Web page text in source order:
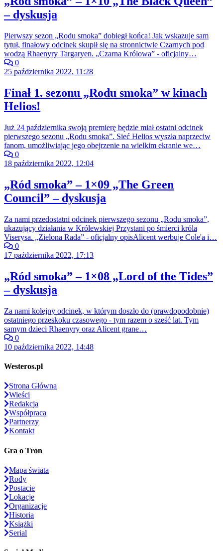
– dyskusja
Pierwszy sezon „Rodu smoka” dobiegł końca! Jak wskazuje sam
tytuł, finałowy odcinek skupił się na stronnictwie Czarnych pod
wodzą Rhaenyry Targaryen. „Czarna Królowa” - oficjalny…
0
25 października 2022, 11:28
Finał 1. sezonu „Rodu smoka” w kinach
Helios!
Już 24 października swoją premierę będzie miał ostatni odcinek
pierwszego sezonu „Rodu smoka”. Sieć Helios wyszła naprzeciw
fanom, umożliwiając jego obejrzenie na wielkim ekranie we…
0
18 października 2022, 12:04
„Ród smoka” – 1×09 „The Green
Council” – dyskusja
Za nami przedostatni odcinek pierwszego sezonu „Rodu smoka”,
ukazujący działania w Królewskiej Przystani po śmierci króla
Viserysa. „Zielona Rada” - oficjalny opisAlicent werbuje Cole'a i…
0
17 października 2022, 17:13
„Ród smoka” – 1×08 „Lord of the Tides”
– dyskusja
Za nami kolejny odcinek, w którym doszło do (prawdopodobnie)
ostatniego przeskoku czasowego - tym razem o sześć lat. Tym
samym dzieci Rhaenyry oraz Alicent grane…
0
10 października 2022, 14:48
Westeros.pl
Strona Główna
Wieści
Redakcja
Współpraca
Partnerzy
Kontakt
Gra o Tron
Mapa świata
Rody
Postacie
Lokacje
Organizacje
Historia
Książki
Serial